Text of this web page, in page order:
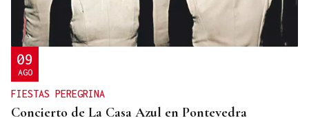
09
AGO
FIESTAS PEREGRINA
Concierto de La Casa Azul en Pontevedra